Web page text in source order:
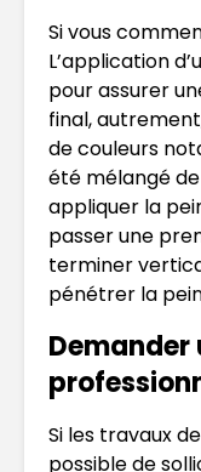
Si vous
L’application
pour assurer
final,
de couleurs
été mélangé
appliquer la
passer une
terminer
pénétrer la
Demander
Si les travaux
possible de